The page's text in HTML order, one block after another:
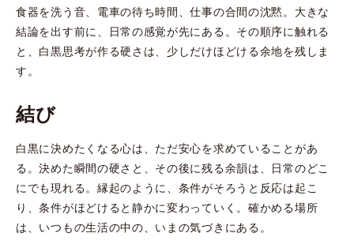
食器を洗う音、電車の待ち時間、仕事の合間の沈黙。大きな
結論を出す前に、日常の感覚が先にある。その順序に触れる
と、白黒思考が作る硬さは、少しだけほどける余地を残しま
す。
結び
白黒に決めたくなる心は、ただ安心を求めていることがあ
る。決めた瞬間の硬さと、その後に残る余韻は、日常のどこ
にでも現れる。縁起のように、条件がそろうと反応は起こ
り、条件がほどけると静かに変わっていく。確かめる場所
は、いつもの生活の中の、いまの気づきにある。